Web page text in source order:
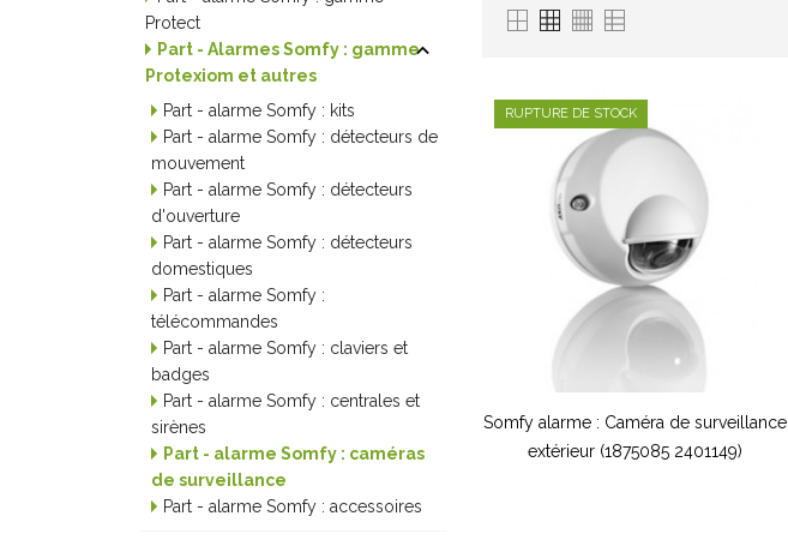
Protect
Part - Alarmes Somfy : gamme
Protexiom et autres

Part - alarme Somfy : kits
Part - alarme Somfy : détecteurs de
mouvement
Part - alarme Somfy : détecteurs
d'ouverture
Part - alarme Somfy : détecteurs
domestiques
Part - alarme Somfy :
télécommandes
Part - alarme Somfy : claviers et
badges
Part - alarme Somfy : centrales et
sirènes
Part - alarme Somfy : caméras
de surveillance
Part - alarme Somfy : accessoires
Somfy alarme : Caméra de surveillance
extérieur (1875085 2401149)
RUPTURE DE STOCK